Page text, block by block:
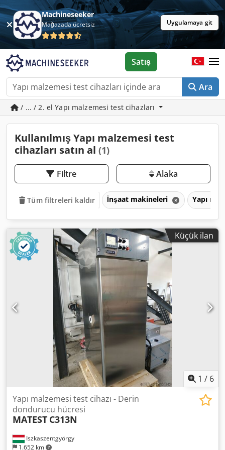
Machineseeker
Mağazada ücretsiz Uygulamaya git
Ara
Satış
/ ... / 2. el Yapı malzemesi test cihazları
Kullanılmış Yapı malzemesi test
cihazları satın al (1)
Filtre Alaka
Tüm filtreleri kaldır İnşaat makineleri Yapı
Küçük ilan
1 / 6
Iszkaszentgyörgy
1.652 km
Yapı malzemesi test cihazı - Derin
dondurucu hücresi
MATEST C313N